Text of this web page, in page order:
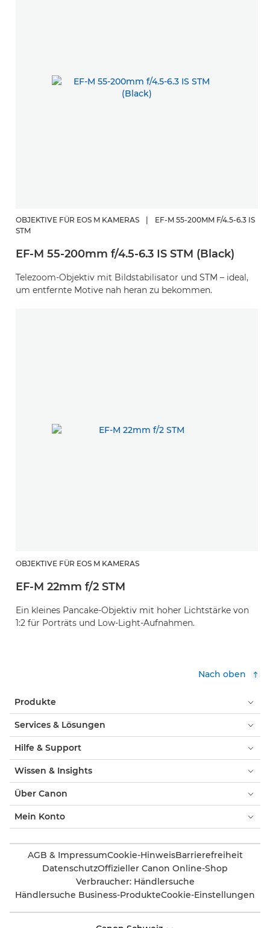
OBJEKTIVE FÜR EOS M KAMERAS
EF-M 55-200MM F/4.5-6.3 IS
STM
EF-M 55-200mm f/4.5-6.3 IS STM (Black)
Telezoom-Objektiv mit Bildstabilisator und STM – ideal,
um entfernte Motive nah heran zu bekommen.
OBJEKTIVE FÜR EOS M KAMERAS
EF-M 22mm f/2 STM
Ein kleines Pancake-Objektiv mit hoher Lichtstärke von
1:2 für Porträts und Low-Light-Aufnahmen.
Nach oben
Produkte
Services & Lösungen
Hilfe & Support
Wissen & Insights
Über Canon
Mein Konto
AGB & ImpressumCookie-HinweisBarrierefreiheit
DatenschutzOffizieller Canon Online-Shop
Verbraucher: Händlersuche
Händlersuche Business-ProdukteCookie-Einstellungen